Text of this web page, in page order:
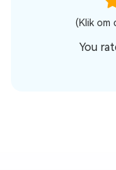
(Klik om
You